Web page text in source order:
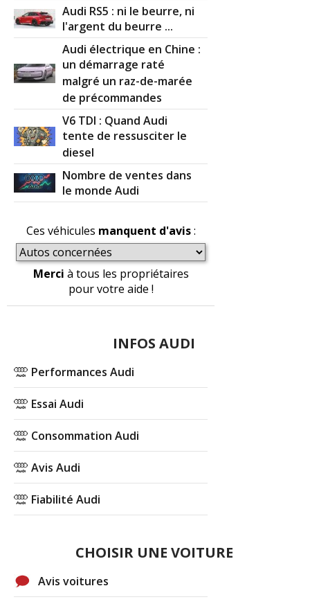
Audi RS5 : ni le beurre, ni
l'argent du beurre ...
Audi électrique en Chine :
un démarrage raté
malgré un raz-de-marée
de précommandes
V6 TDI : Quand Audi
tente de ressusciter le
diesel
Nombre de ventes dans
le monde Audi
Ces véhicules manquent d'avis:
Merci à tous les propriétaires
pour votre aide !
INFOS AUDI
Performances Audi
Essai Audi
Consommation Audi
Avis Audi
Fiabilité Audi
CHOISIR UNE VOITURE
Avis voitures